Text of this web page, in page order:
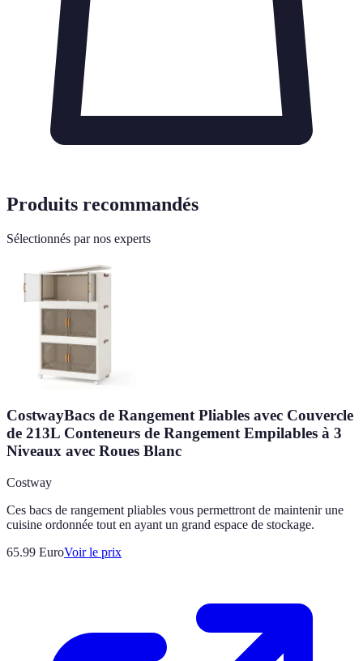
Produits recommandés
Sélectionnés par nos experts
CostwayBacs de Rangement Pliables avec Couvercle
de 213L Conteneurs de Rangement Empilables à 3
Niveaux avec Roues Blanc
Costway
Ces bacs de rangement pliables vous permettront de maintenir une
cuisine ordonnée tout en ayant un grand espace de stockage.
65.99 EuroVoir le prix